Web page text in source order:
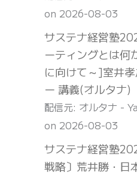
on 2026-08-03
サステナ経営塾
ーティングとは何
に向けて～]室井
ー 講義(オルタナ)
配信元: オルタナ -
on 2026-08-03
サステナ経営塾
戦略〕荒井勝・日